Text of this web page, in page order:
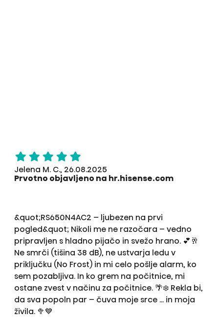
Jelena M. C., 26.08.2025
Prvotno objavljeno na hr.hisense.com
&quot;RS650N4AC2 – ljubezen na prvi
pogled&quot; Nikoli me ne razočara – vedno
pripravljen s hladno pijačo in svežo hrano. 💕🥂
Ne smrči (tišina 38 dB), ne ustvarja ledu v
priključku (No Frost) in mi celo pošlje alarm, ko
sem pozabljiva. In ko grem na počitnice, mi
ostane zvest v načinu za počitnice. 🌴❄️ Rekla bi,
da sva popoln par – čuva moje srce ... in moja
živila. 🥦💙